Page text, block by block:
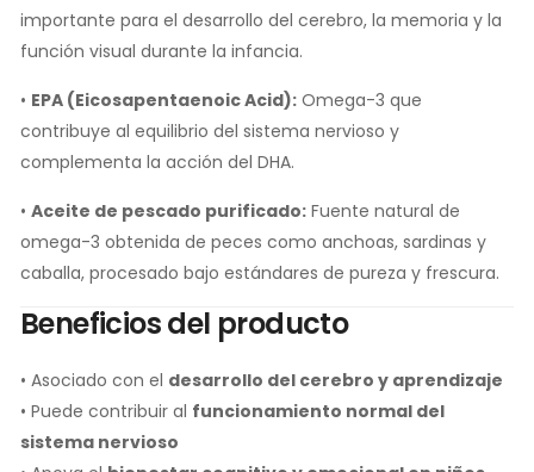
importante para el desarrollo del cerebro, la memoria y la
función visual durante la infancia.
• EPA (Eicosapentaenoic Acid): Omega-3 que
contribuye al equilibrio del sistema nervioso y
complementa la acción del DHA.
• Aceite de pescado purificado: Fuente natural de
omega-3 obtenida de peces como anchoas, sardinas y
caballa, procesado bajo estándares de pureza y frescura.
Beneficios del producto
• Asociado con el desarrollo del cerebro y aprendizaje
• Puede contribuir al funcionamiento normal del
sistema nervioso